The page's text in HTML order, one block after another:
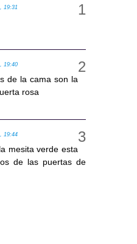
19:31
19:40
de la cama son la
rosa
19:44
mesita verde esta
de las puertas de